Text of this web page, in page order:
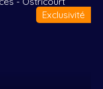
Exclusivité